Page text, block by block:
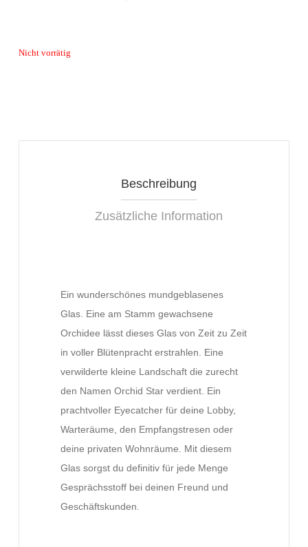
Nicht vorrätig
Beschreibung
Zusätzliche Information
Ein wunderschönes mundgeblasenes
Glas. Eine am Stamm gewachsene
Orchidee lässt dieses Glas von Zeit zu Zeit
in voller Blütenpracht erstrahlen. Eine
verwilderte kleine Landschaft die zurecht
den Namen Orchid Star verdient. Ein
prachtvoller Eyecatcher für deine Lobby,
Warteräume, den Empfangstresen oder
deine privaten Wohnräume. Mit diesem
Glas sorgst du definitiv für jede Menge
Gesprächsstoff bei deinen Freund und
Geschäftskunden.